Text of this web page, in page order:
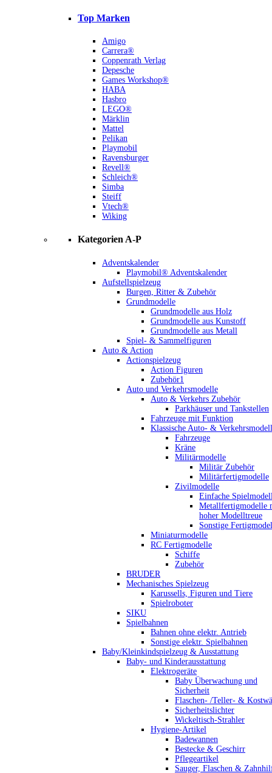
Top Marken
Amigo
Carrera®
Coppenrath Verlag
Depesche
Games Workshop®
HABA
Hasbro
LEGO®
Märklin
Mattel
Pelikan
Playmobil
Ravensburger
Revell®
Schleich®
Simba
Steiff
Vtech®
Wiking
Kategorien A-P
Adventskalender
Playmobil® Adventskalender
Aufstellspielzeug
Burgen, Ritter & Zubehör
Grundmodelle
Grundmodelle aus Holz
Grundmodelle aus Kunstoff
Grundmodelle aus Metall
Spiel- & Sammelfiguren
Auto & Action
Actionspielzeug
Action Figuren
Zubehör1
Auto und Verkehrsmodelle
Auto & Verkehrs Zubehör
Parkhäuser und Tankstellen
Fahrzeuge mit Funktion
Klassische Auto- &
Fahrzeuge
Kräne
Militärmodelle
Militär Zubehör
Militärfertigmodelle
Zivilmodelle
Einfache
Metallfertigmodelle
hoher Modelltreue
Sonstige
Miniaturmodelle
RC Fertigmodelle
Schiffe
Zubehör
BRUDER
Mechanisches Spielzeug
Karussells, Figuren und Tiere
Spielroboter
SIKU
Spielbahnen
Bahnen ohne elektr. Antrieb
Sonstige elektr. Spielbahnen
Baby/Kleinkindspielzeug & Ausstattung
Baby- und Kinderausstattung
Elektrogeräte
Baby Überwachung und
Sicherheit
Flaschen- /Teller- &
Sicherheitslichter
Wickeltisch-Strahler
Hygiene-Artikel
Badewannen
Bestecke & Geschirr
Pflegeartikel
Sauger, Flaschen &